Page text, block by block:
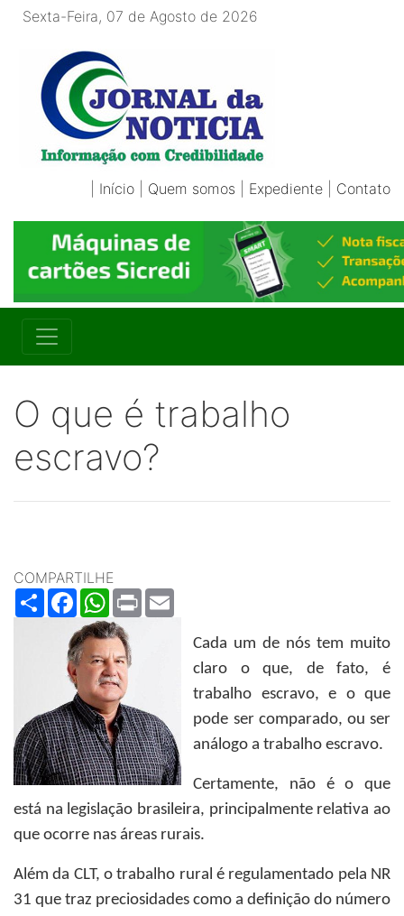
Sexta-Feira, 07 de Agosto de 2026
Início Quem somos Expediente Contato
O que é trabalho
escravo?
COMPARTILHE
ShareFacebookWhatsApp
Print
Cada um de nós tem muito
claro o que, de fato, é
trabalho escravo, e o que
pode ser comparado, ou ser
análogo a trabalho escravo.
Certamente, não é o que
está na legislação brasileira, principalmente relativa ao
que ocorre nas áreas rurais.
Além da CLT, o trabalho rural é regulamentado pela NR
31 que traz preciosidades como a definição do número